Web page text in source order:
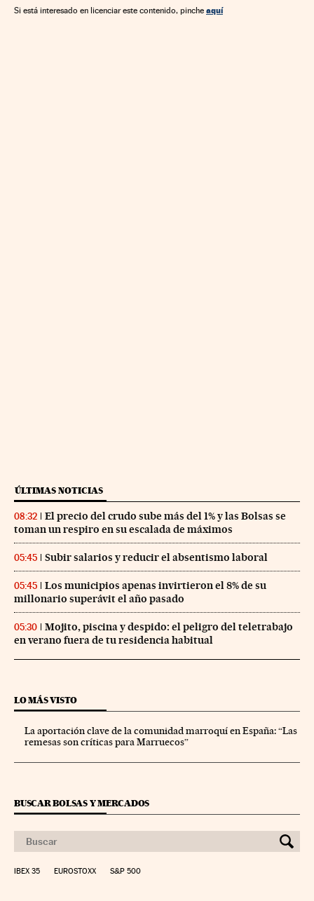
Transporte aéreo Energía eléctrica
Si está interesado en licenciar este contenido, pinche aquí
ÚLTIMAS NOTICIAS
08:32
El precio del crudo sube más del 1% y las Bolsas se
toman un respiro en su escalada de máximos
05:45 Subir salarios y reducir el absentismo laboral
05:45
Los municipios apenas invirtieron el 8% de su
millonario superávit el año pasado
05:30
Mojito, piscina y despido: el peligro del teletrabajo
en verano fuera de tu residencia habitual
LO MÁS VISTO
La aportación clave de la comunidad marroquí en España: “Las
remesas son críticas para Marruecos”
BUSCAR BOLSAS Y MERCADOS
IBEX 35 EUROSTOXX S&P 500